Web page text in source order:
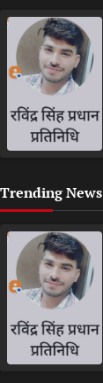
Trending News